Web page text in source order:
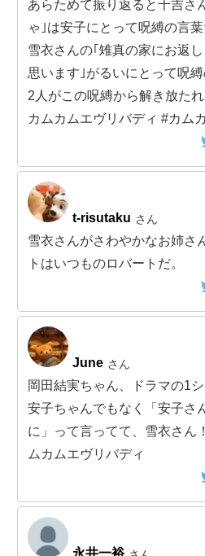
あらためて振り返ると千吉さ
ゃ｣は安子にとって呪縛の言
雪衣さんの｢雉真の家にお返
思います｣がるいにとって呪
2人がこの呪縛から解き放た
カムカムエヴリバディ #カム
t-risutaku さん
雪衣さんがさわやかなお姉さ
トはいつものロバートだ。
June さん
岡田結実ちゃん、ドラマの1
安子ちゃんでもなく「安子さ
に」って言ってて、雪衣さん
ムカムエヴリバディ
永井一裕